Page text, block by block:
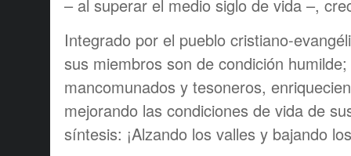
– al superar el medio siglo de vida –,
Integrado por el pueblo cristiano-
sus miembros son de condición
mancomunados y tesoneros,
mejorando las condiciones de vida de
síntesis: ¡Alzando los valles y bajando